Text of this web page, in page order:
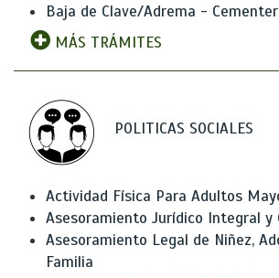
Baja de Clave/Adrema -
MÁS TRÁMITES
POLITICAS SOCIALES
Actividad Física Para Adultos
Asesoramiento Jurídico Integral y
Asesoramiento Legal de Niñez,
Familia